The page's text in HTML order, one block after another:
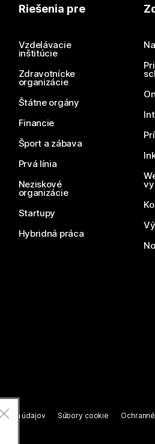
Riešenia pre
Vzdelávacie
inštitúcie
Zdravotnícke
organizácie
Štátne orgány
Financie
Šport a zábava
Prvá línia
Neziskové
organizácie
Startupy
Hybridná práca
údajov Súbory cookie